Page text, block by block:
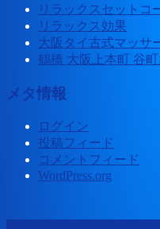
リラックスセットコ
リラックス効果
大阪タイ古式マッサ
鶴橋 大阪上本町 谷
メタ情報
ログイン
投稿フィード
コメントフィード
WordPress.org